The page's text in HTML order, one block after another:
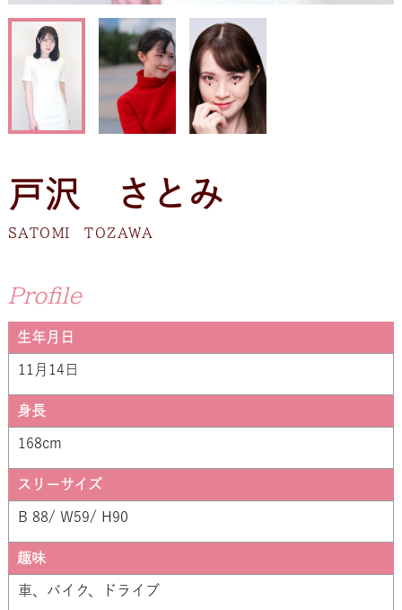
戸沢 さとみ
SATOMI TOZAWA
Profile
生年月日
11月14日
身長
168cm
スリーサイズ
B 88/ W59/ H90
趣味
車、バイク、ドライブ